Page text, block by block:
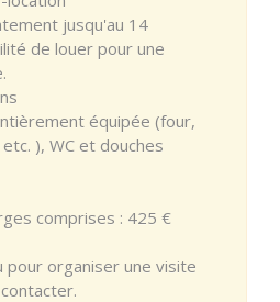
jusqu'au 14
de louer pour une
équipée (four,
), WC et douches
comprises : 425 €
pour organiser une visite